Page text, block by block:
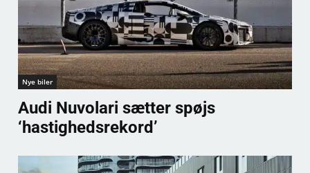
Nye biler
Audi Nuvolari sætter spøjs
‘hastighedsrekord’